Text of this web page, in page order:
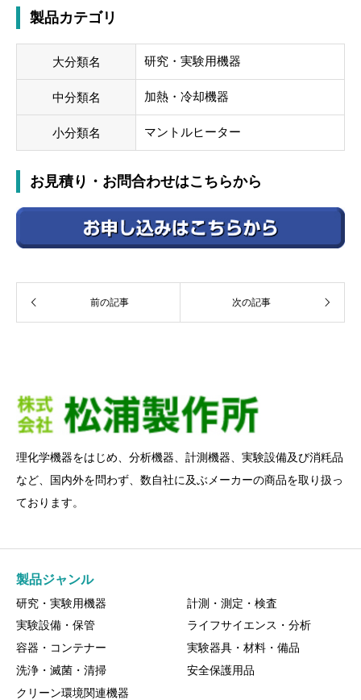
製品カテゴリ
大分類名 研究・実験用機器
中分類名 加熱・冷却機器
小分類名 マントルヒーター
お見積り・お問合わせはこちらから
前の記事 次の記事
理化学機器をはじめ、分析機器、計測機器、実験設備及び消粍品
など、国内外を問わず、数自社に及ぶメーカーの商品を取り扱っ
ております。
製品ジャンル
研究・実験用機器
計測・測定・検査
実験設備・保管
ライフサイエンス・分析
容器・コンテナー
実験器具・材料・備品
洗浄・滅菌・清掃
安全保護用品
クリーン環境関連機器